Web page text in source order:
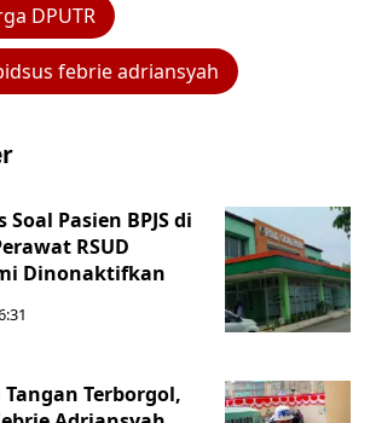
DPUTR
febrie adriansyah
Pasien BPJS di
RSUD
Dinonaktifkan
Terborgol,